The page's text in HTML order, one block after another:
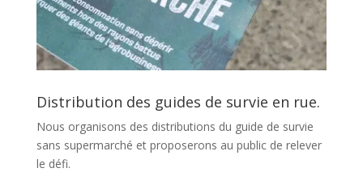
Distribution des guides de survie en rue.
Nous organisons des distributions du guide de survie
sans supermarché et proposerons au public de relever
le défi.